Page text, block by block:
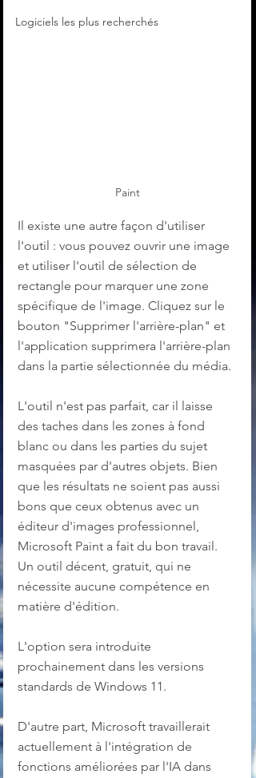
Logiciels les plus recherchés
Paint
Il existe une autre façon d'utiliser
l'outil : vous pouvez ouvrir une image
et utiliser l'outil de sélection de
rectangle pour marquer une zone
spécifique de l'image. Cliquez sur le
bouton "Supprimer l'arrière-plan" et
l'application supprimera l'arrière-plan
dans la partie sélectionnée du média.
L'outil n'est pas parfait, car il laisse
des taches dans les zones à fond
blanc ou dans les parties du sujet
masquées par d'autres objets. Bien
que les résultats ne soient pas aussi
bons que ceux obtenus avec un
éditeur d'images professionnel,
Microsoft Paint a fait du bon travail.
Un outil décent, gratuit, qui ne
nécessite aucune compétence en
matière d'édition.
L'option sera introduite
prochainement dans les versions
standards de Windows 11.
D'autre part, Microsoft travaillerait
actuellement à l'intégration de
fonctions améliorées par l'IA dans